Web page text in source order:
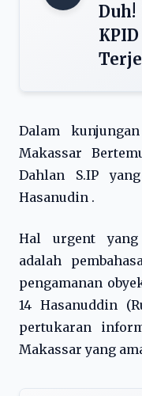
Duh!
Dalam
Makassar
Dahlan S.IP
Hasanudin .
Hal urgent
adalah
pengamanan
14 Hasanuddin
pertukaran
Makassar yang